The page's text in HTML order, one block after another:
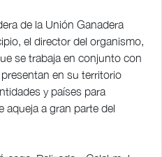
de la Unión Ganadera
el director del organismo,
se trabaja en conjunto con
en su territorio
y países para
aqueja a gran parte del